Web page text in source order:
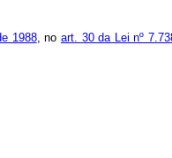
1988, no art. 30 da Lei nº